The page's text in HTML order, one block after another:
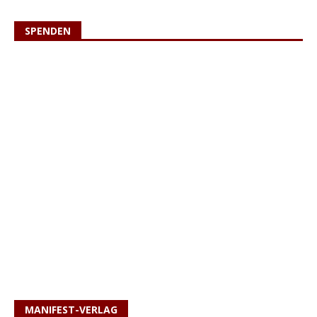
SPENDEN
MANIFEST-VERLAG